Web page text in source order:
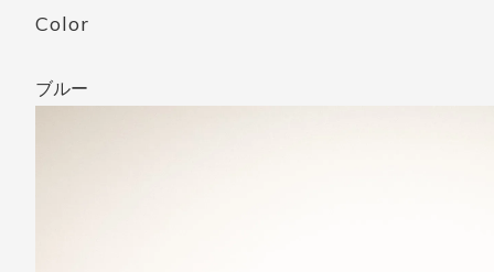
Color
ブルー